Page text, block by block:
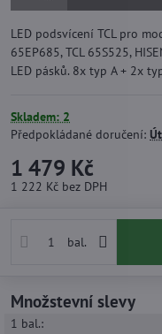
LED podsvícení TCL pro
65EP685, TCL 65S525,
LED pásků. 8x typ A + 2x
Skladem: 2
Předpokládané doručení:
1 479 Kč
1 222 Kč bez DPH
bal.
Množstevní slevy
1 bal.: